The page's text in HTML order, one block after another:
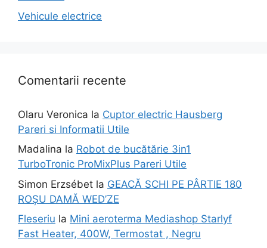
Vehicule electrice
Comentarii recente
Olaru Veronica la Cuptor electric Hausberg
Pareri si Informatii Utile
Madalina la Robot de bucătărie 3in1
TurboTronic ProMixPlus Pareri Utile
Simon Erzsébet la GEACĂ SCHI PE PÂRTIE 180
ROȘU DAMĂ WED’ZE
Fleseriu la Mini aeroterma Mediashop Starlyf
Fast Heater, 400W, Termostat , Negru